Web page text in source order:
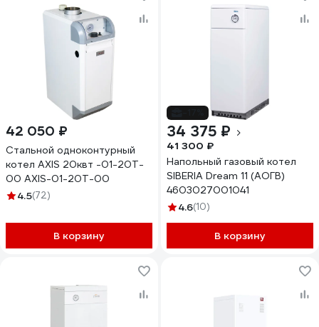
42 050 ₽
Стальной одноконтурный
котел AXIS 20квт -01-20T-
00 AXIS-01-20T-00
4.5(72)
В корзину
34 375 ₽
41 300 ₽
Напольный газовый котел
SIBERIA Dream 11 (АОГВ)
4603027001041
4.6(10)
В корзину